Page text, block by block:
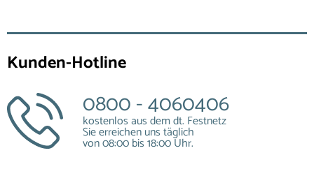
Kunden-Hotline
0800 - 4060406
kostenlos aus dem dt. Festnetz
Sie erreichen uns täglich
von 08:00 bis 18:00 Uhr.